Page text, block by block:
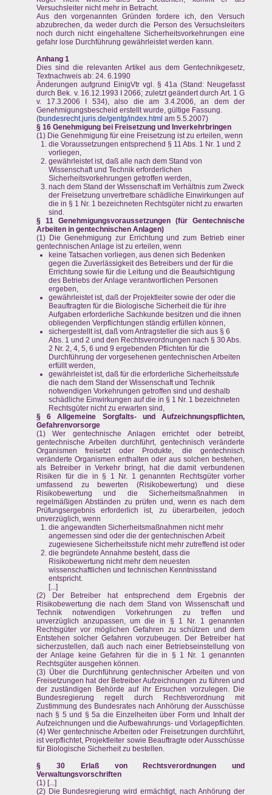
Versuchsleiter nicht mehr in Betracht.
Aus den vorgenannten Gründen fordere ich, den Versuch
abzubrechen, da weder durch die Person des Versuchsleiters
noch durch nicht eingehaltene Sicherheitsvorkehrungen eine
gefahr lose Durchführung gewährleistet werden kann.
Anhang 1
Dies sind die relevanten Artikel aus dem Gentechnikgesetz,
Textnachweis ab: 24. 6.1990
Änderungen aufgrund EinigVtr vgl. § 41a (Stand: Neugefasst
durch Bek. v. 16.12.1993 I 2066; zuletzt geändert durch Art. 1 G
v. 17.3.2006 I 534), also die am 3.4.2006, an dem der
Genehmigungsbescheid erstellt wurde, gültige Fassung.
(bundesrecht.juris.de/gentg/index.html am 5.5.2007)
§ 16 Genehmigung bei Freisetzung und Inverkehrbringen
(1) Die Genehmigung für eine Freisetzung ist zu erteilen, wenn
die Voraussetzungen entsprechend § 11 Abs. 1 Nr. 1 und 2
vorliegen,
gewährleistet ist, daß alle nach dem Stand von
Wissenschaft und Technik erforderlichen
Sicherheitsvorkehrungen getroffen werden,
nach dem Stand der Wissenschaft im Verhältnis zum Zweck
der Freisetzung unvertretbare schädliche Einwirkungen auf
die in § 1 Nr. 1 bezeichneten Rechtsgüter nicht zu erwarten
sind.
§ 11 Genehmigungsvoraussetzungen (für Gentechnische
Arbeiten in gentechnischen Anlagen)
(1) Die Genehmigung zur Errichtung und zum Betrieb einer
gentechnischen Anlage ist zu erteilen, wenn
keine Tatsachen vorliegen, aus denen sich Bedenken
gegen die Zuverlässigkeit des Betreibers und der für die
Errichtung sowie für die Leitung und die Beaufsichtigung
des Betriebs der Anlage verantwortlichen Personen
ergeben,
gewährleistet ist, daß der Projektleiter sowie der oder die
Beauftragten für die Biologische Sicherheit die für ihre
Aufgaben erforderliche Sachkunde besitzen und die ihnen
obliegenden Verpflichtungen ständig erfüllen können,
sichergestellt ist, daß vom Antragsteller die sich aus § 6
Abs. 1 und 2 und den Rechtsverordnungen nach § 30 Abs.
2 Nr. 2, 4, 5, 6 und 9 ergebenden Pflichten für die
Durchführung der vorgesehenen gentechnischen Arbeiten
erfüllt werden,
gewährleistet ist, daß für die erforderliche Sicherheitsstufe
die nach dem Stand der Wissenschaft und Technik
notwendigen Vorkehrungen getroffen sind und deshalb
schädliche Einwirkungen auf die in § 1 Nr. 1 bezeichneten
Rechtsgüter nicht zu erwarten sind,
§ 6 Allgemeine Sorgfalts- und Aufzeichnungspflichten,
Gefahrenvorsorge
(1) Wer gentechnische Anlagen errichtet oder betreibt,
gentechnische Arbeiten durchführt, gentechnisch veränderte
Organismen freisetzt oder Produkte, die gentechnisch
veränderte Organismen enthalten oder aus solchen bestehen,
als Betreiber in Verkehr bringt, hat die damit verbundenen
Risiken für die in § 1 Nr. 1 genannten Rechtsgüter vorher
umfassend zu bewerten (Risikobewertung) und diese
Risikobewertung und die Sicherheitsmaßnahmen in
regelmäßigen Abständen zu prüfen und, wenn es nach dem
Prüfungsergebnis erforderlich ist, zu überarbeiten, jedoch
unverzüglich, wenn
die angewandten Sicherheitsmaßnahmen nicht mehr
angemessen sind oder die der gentechnischen Arbeit
zugewiesene Sicherheitsstufe nicht mehr zutreffend ist oder
die begründete Annahme besteht, dass die
Risikobewertung nicht mehr dem neuesten
wissenschaftlichen und technischen Kenntnisstand
entspricht.
[...]
(2) Der Betreiber hat entsprechend dem Ergebnis der
Risikobewertung die nach dem Stand von Wissenschaft und
Technik notwendigen Vorkehrungen zu treffen und
unverzüglich anzupassen, um die in § 1 Nr. 1 genannten
Rechtsgüter vor möglichen Gefahren zu schützen und dem
Entstehen solcher Gefahren vorzubeugen. Der Betreiber hat
sicherzustellen, daß auch nach einer Betriebseinstellung von
der Anlage keine Gefahren für die in § 1 Nr. 1 genannten
Rechtsgüter ausgehen können.
(3) Über die Durchführung gentechnischer Arbeiten und von
Freisetzungen hat der Betreiber Aufzeichnungen zu führen und
der zuständigen Behörde auf ihr Ersuchen vorzulegen. Die
Bundesregierung regelt durch Rechtsverordnung mit
Zustimmung des Bundesrates nach Anhörung der Ausschüsse
nach § 5 und § 5a die Einzelheiten über Form und Inhalt der
Aufzeichnungen und die Aufbewahrungs- und Vorlagepflichten.
(4) Wer gentechnische Arbeiten oder Freisetzungen durchführt,
ist verpflichtet, Projektleiter sowie Beauftragte oder Ausschüsse
für Biologische Sicherheit zu bestellen.
§ 30 Erlaß von Rechtsverordnungen und
Verwaltungsvorschriften
(1) [...]
(2) Die Bundesregierung wird ermächtigt, nach Anhörung der